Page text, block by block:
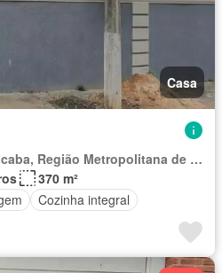
Casa
Região Imediata de Sorocaba, Região Metropolitana de Sorocaba
370 m²
Cozinha integral